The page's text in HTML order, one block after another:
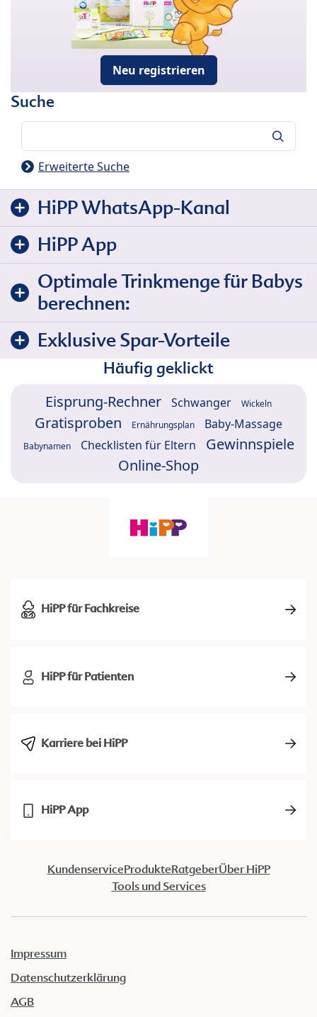
Neu registrieren
Suche
Erweiterte Suche
HiPP WhatsApp-Kanal
HiPP App
Optimale Trinkmenge für Babys
berechnen:
Exklusive Spar-Vorteile
Häufig geklickt
Eisprung-Rechner Schwanger Wickeln
Gratisproben Ernährungsplan Baby-Massage
Babynamen Checklisten für Eltern
Gewinnspiele
Online-Shop
HiPP für Fachkreise
HiPP für Patienten
Karriere bei HiPP
HiPP App
KundenserviceProdukteRatgeberÜber HiPP
Tools und Services
Impressum
Datenschutzerklärung
AGB